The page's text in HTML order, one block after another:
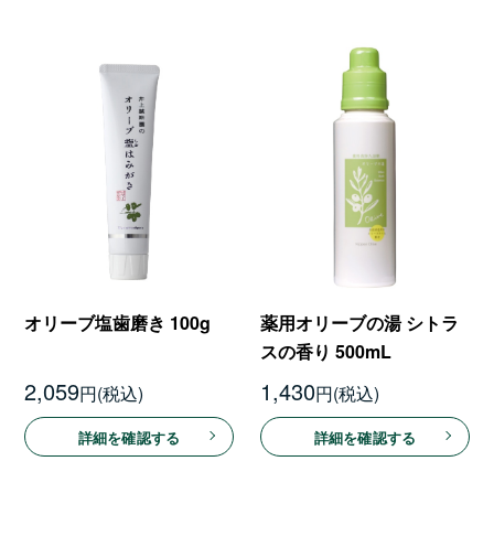
オリーブ塩歯磨き 100g
2,059円
詳細を確認する
薬用オリーブの湯 シトラ
スの香り 500mL
1,430円
詳細を確認する